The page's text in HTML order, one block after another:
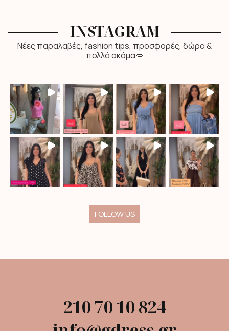
INSTAGRAM
Νέες παραλαβές, fashion tips, προσφορές, δώρα &
πολλά ακόμα💋
FOLLOW US
210 70 10 824